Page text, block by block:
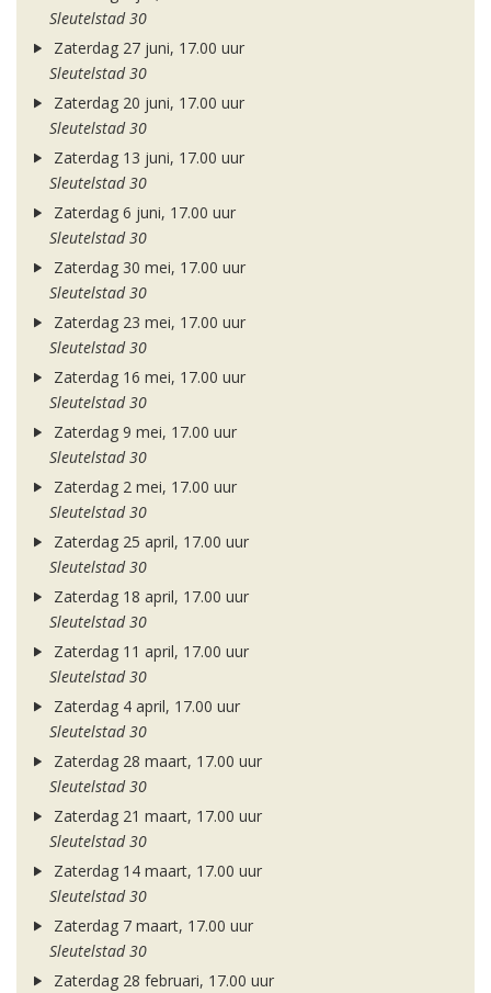
Sleutelstad 30
Zaterdag 27 juni, 17.00 uur
Sleutelstad 30
Zaterdag 20 juni, 17.00 uur
Sleutelstad 30
Zaterdag 13 juni, 17.00 uur
Sleutelstad 30
Zaterdag 6 juni, 17.00 uur
Sleutelstad 30
Zaterdag 30 mei, 17.00 uur
Sleutelstad 30
Zaterdag 23 mei, 17.00 uur
Sleutelstad 30
Zaterdag 16 mei, 17.00 uur
Sleutelstad 30
Zaterdag 9 mei, 17.00 uur
Sleutelstad 30
Zaterdag 2 mei, 17.00 uur
Sleutelstad 30
Zaterdag 25 april, 17.00 uur
Sleutelstad 30
Zaterdag 18 april, 17.00 uur
Sleutelstad 30
Zaterdag 11 april, 17.00 uur
Sleutelstad 30
Zaterdag 4 april, 17.00 uur
Sleutelstad 30
Zaterdag 28 maart, 17.00 uur
Sleutelstad 30
Zaterdag 21 maart, 17.00 uur
Sleutelstad 30
Zaterdag 14 maart, 17.00 uur
Sleutelstad 30
Zaterdag 7 maart, 17.00 uur
Sleutelstad 30
Zaterdag 28 februari, 17.00 uur